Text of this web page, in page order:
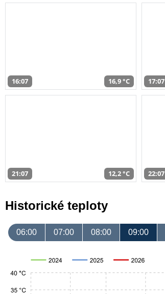
16:07 16,9 °C 17:07
21:07 12,2 °C 22:07
Historické teploty
06:00 07:00 08:00 09:00